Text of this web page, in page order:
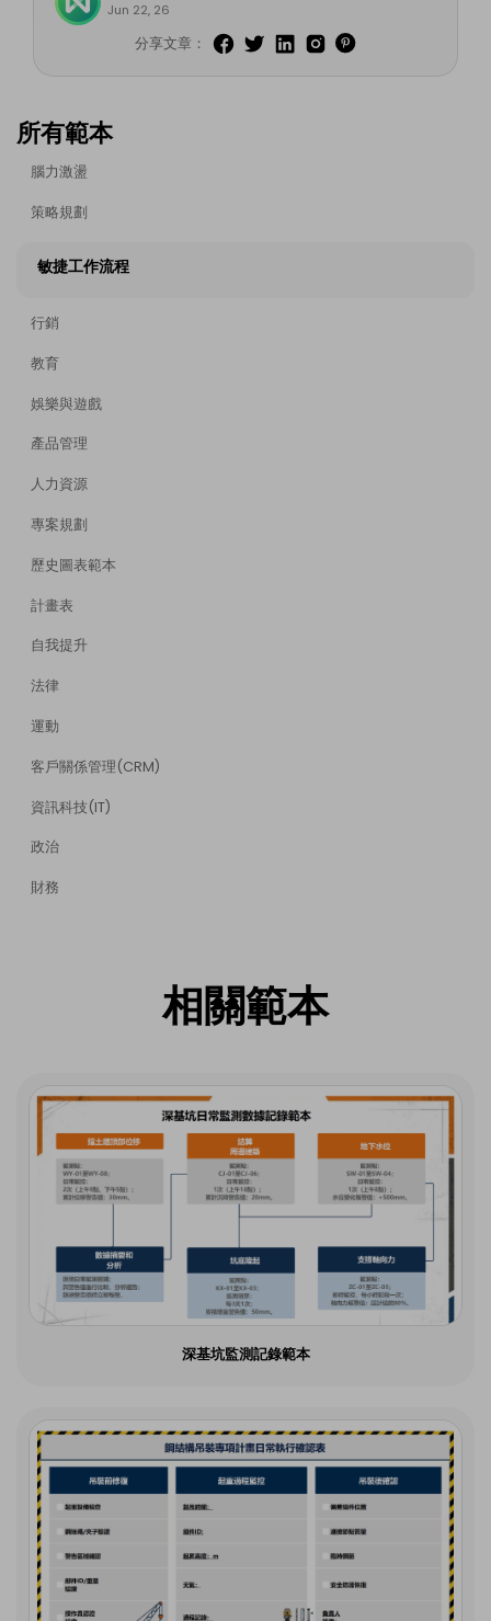
所有範本
腦力激盪
策略規劃
敏捷工作流程
行銷
教育
娛樂與遊戲
產品管理
人力資源
專案規劃
歷史圖表範本
計畫表
自我提升
法律
運動
客戶關係管理(CRM)
資訊科技(IT)
政治
財務
Jun 22, 26
分享文章：
相關範本
深基坑監測記錄範本